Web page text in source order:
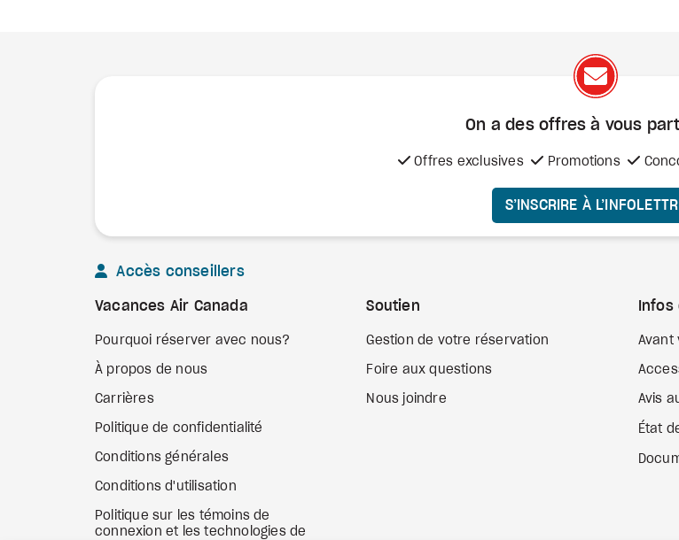
On a des offres à vous
Offres exclusives Promotions
S’INSCRIRE À
Accès conseillers
Vacances Air Canada
Pourquoi réserver avec nous?
À propos de nous
Carrières
Politique de confidentialité
Conditions générales
Conditions d'utilisation
Politique sur les témoins de
connexion et les technologies de
Soutien
Gestion de votre réservation
Foire aux questions
Nous joindre
Avant
Avis
État